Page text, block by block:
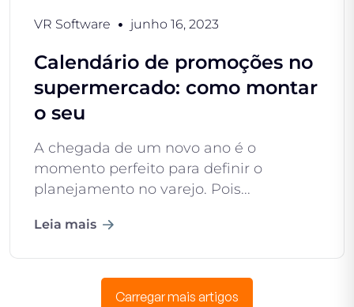
VR Software junho 16, 2023
Calendário de promoções no
supermercado: como montar
o seu
A chegada de um novo ano é o
momento perfeito para definir o
planejamento no varejo. Pois...
Leia mais
Carregar mais artigos